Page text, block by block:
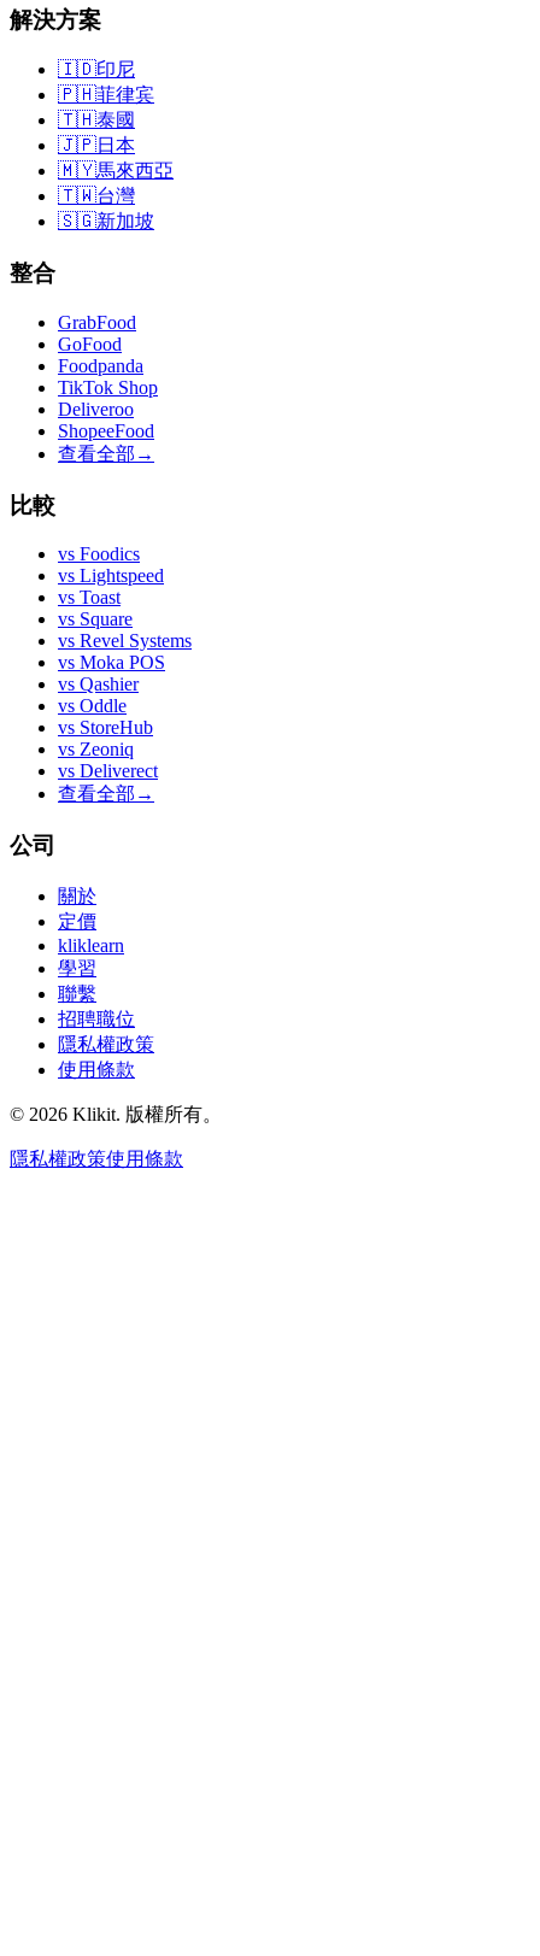
解決方案
🇮🇩印尼
🇵🇭菲律宾
🇹🇭泰國
🇯🇵日本
🇲🇾馬來西亞
🇹🇼台灣
🇸🇬新加坡
整合
GrabFood
GoFood
Foodpanda
TikTok Shop
Deliveroo
ShopeeFood
查看全部 →
比較
vs Foodics
vs Lightspeed
vs Toast
vs Square
vs Revel Systems
vs Moka POS
vs Qashier
vs Oddle
vs StoreHub
vs Zeoniq
vs Deliverect
查看全部 →
公司
關於
定價
kliklearn
學習
聯繫
招聘職位
隱私權政策
使用條款
© 2026 Klikit. 版權所有。
隱私權政策使用條款